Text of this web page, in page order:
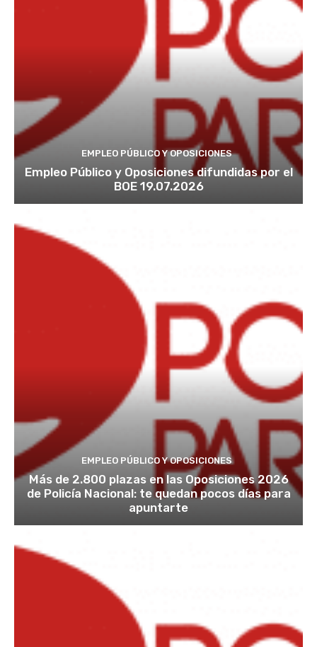
EMPLEO PÚBLICO Y OPOSICIONES
Empleo Público y Oposiciones difundidas por el
BOE 19.07.2026
EMPLEO PÚBLICO Y OPOSICIONES
Más de 2.800 plazas en las Oposiciones 2026
de Policía Nacional: te quedan pocos días para
apuntarte